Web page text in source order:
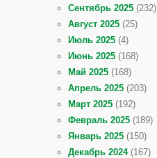
Сентябрь 2025 (232)
Август 2025 (25)
Июль 2025 (4)
Июнь 2025 (168)
Май 2025 (168)
Апрель 2025 (203)
Март 2025 (192)
Февраль 2025 (189)
Январь 2025 (150)
Декабрь 2024(167)